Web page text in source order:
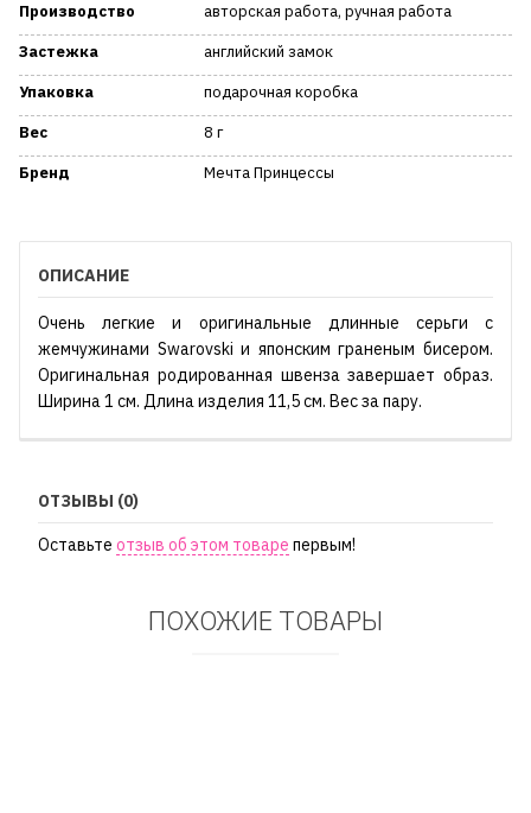
Производство
авторская работа, ручная работа
Застежка
английский замок
Упаковка
подарочная коробка
Вес
8 г
Бренд
Мечта Принцессы
ОПИСАНИЕ
Очень легкие и оригинальные длинные серьги с
жемчужинами Swarovski и японским граненым бисером.
Оригинальная родированная швенза завершает образ.
Ширина 1 см. Длина изделия 11,5 см. Вес за пару.
ОТЗЫВЫ (0)
Оставьте отзыв об этом товаре первым!
ПОХОЖИЕ ТОВАРЫ